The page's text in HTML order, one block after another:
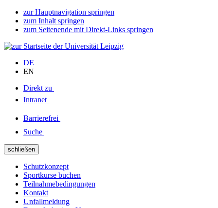
zur Hauptnavigation springen
zum Inhalt springen
zum Seitenende mit Direkt-Links springen
DE
EN
Direkt zu
Intranet
Barrierefrei
Suche
schließen
Schutzkonzept
Sportkurse buchen
Teilnahmebedingungen
Kontakt
Unfallmeldung